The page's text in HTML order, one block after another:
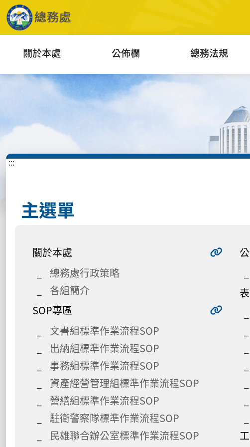
關於本處 公佈欄 總務法規
:::
主選單
關於本處
總務處行政策略
各組簡介
SOP專區
文書組標準作業流程SOP
出納組標準作業流程SOP
事務組標準作業流程SOP
資產經營管理組標準作業流程SOP
營繕組標準作業流程SOP
駐衛警察隊標準作業流程SOP
民雄聯合辦公室標準作業流程SOP